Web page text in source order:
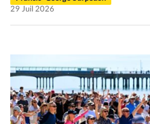
29 Juil 2026